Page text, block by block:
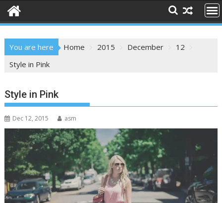
You are here Home 2015 December
12
Style in Pink
Style in Pink
Dec 12, 2015 asm